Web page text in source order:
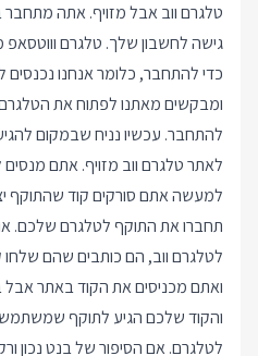
טלגרם ווב אבל מזויף. אתה
ומבקשים מאתנו לפתוח את הטלגרם
להתחבר. עכשיו נניח שבמקום
לאתר טלגרם ווב מזויף. אתם
למעשה אתם סורקים קוד שהתוקף
תחברו את התוקף לטלגרם שלכם.
לטלגרם ווב, הם כותבים שהם
ואתם מכניסים את הקוד באתר
והקוד שלכם הגיע לתוקף
לטלגרם. אם הסיפור של בנט נכון